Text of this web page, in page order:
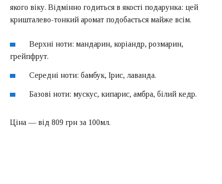
якого віку. Відмінно годиться в якості подарунка: цей
кришталево-тонкий аромат подобається майже всім.
Верхні ноти: мандарин, коріандр, розмарин,
грейпфрут.
Середні ноти: бамбук, Ірис, лаванда.
Базові ноти: мускус, кипарис, амбра, білий кедр.
Ціна — від 809 грн за 100мл.